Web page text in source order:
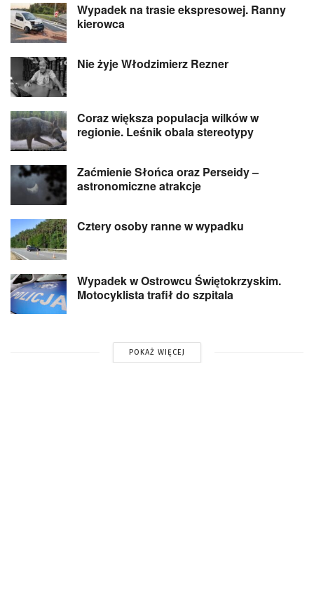
Wypadek na trasie ekspresowej. Ranny
kierowca
Nie żyje Włodzimierz Rezner
Coraz większa populacja wilków w
regionie. Leśnik obala stereotypy
Zaćmienie Słońca oraz Perseidy –
astronomiczne atrakcje
Cztery osoby ranne w wypadku
Wypadek w Ostrowcu Świętokrzyskim.
Motocyklista trafił do szpitala
POKAŻ WIĘCEJ